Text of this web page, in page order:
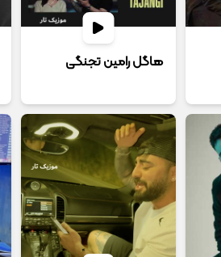
هاگل رامین تجنگی